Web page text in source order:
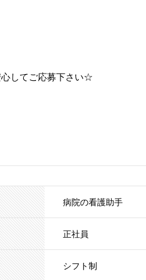
してご応募下さい☆
病院の看護助手
正社員
シフト制